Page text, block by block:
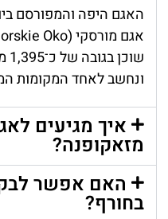
האגם היפה והמפורסם
ונחשב לאחד המקומות
איך מגיעים
מזאקופנה?
האם אפשר
בחורף?